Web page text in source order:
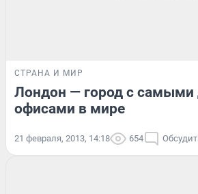
СТРАНА И МИР
Лондон — город с самыми
офисами в мире
21 февраля, 2013, 14:18 654